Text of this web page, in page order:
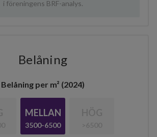
i föreningens BRF-analys.
Belåning
Belåning per m² (2024)
MELLAN
3500-6500